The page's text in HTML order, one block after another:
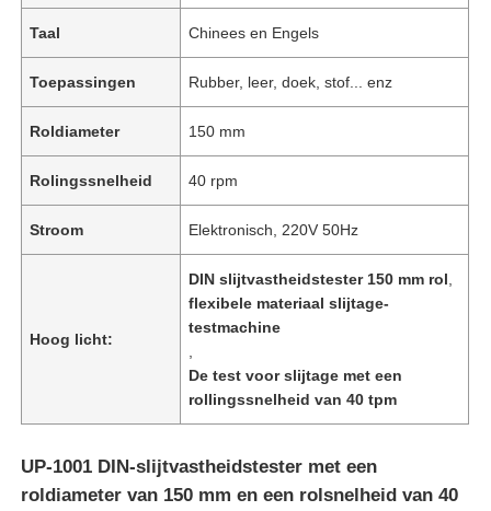
Taal Chinees en Engels
Toepassingen Rubber, leer, doek, stof... enz
Roldiameter 150 mm
Rolingssnelheid 40 rpm
Stroom Elektronisch, 220V 50Hz
Hoog licht:
DIN slijtvastheidstester 150 mm rol
flexibele materiaal slijtage-
testmachine
De test voor slijtage met een
rollingssnelheid van 40 tpm
UP-1001 DIN-slijtvastheidstester met een
roldiameter van 150 mm en een rolsnelheid van 40